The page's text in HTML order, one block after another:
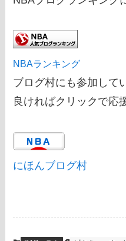
NBAランキング
ブログ村にも参加して
良ければクリックで応
にほんブログ村